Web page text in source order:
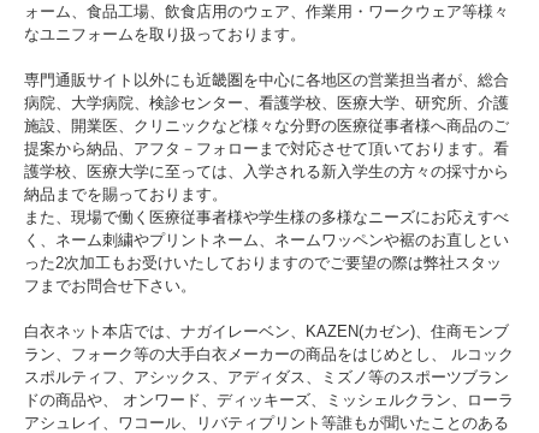
また、人間を科学して開発されたミズノ独自のDynamotionFit(ダイナモーションフ
ィット)は解剖学や、3DCGを使ったトップアスリートの動作解析を基に、運動時
の動きやすさを追及したウェア構造です。動的機能裁断や、機能素材選定により、
素材にはポリエステル100%で風合いが柔らかく、着心地の良いトリコットを使
用。 シワになりにくいので、一日中美しいシルエットをしっかりキープ。洗濯後
もイージーケアですぐに着られます。また、透け防止機能もあるので安心です。
ォーム、食品工場、飲食店用のウェア、作業用・ワークウェア等様々
なユニフォームを取り扱っております。
専門通販サイト以外にも近畿圏を中心に各地区の営業担当者が、総合
病院、大学病院、検診センター、看護学校、医療大学、研究所、介護
施設、開業医、クリニックなど様々な分野の医療従事者様へ商品のご
提案から納品、アフタ－フォローまで対応させて頂いております。看
護学校、医療大学に至っては、入学される新入学生の方々の採寸から
納品までを賜っております。
また、現場で働く医療従事者様や学生様の多様なニーズにお応えすべ
く、ネーム刺繍やプリントネーム、ネームワッペンや裾のお直しとい
った2次加工もお受けいたしておりますのでご要望の際は弊社スタッ
フまでお問合せ下さい。
白衣ネット本店では、ナガイレーベン、KAZEN(カゼン)、住商モンブ
ラン、フォーク等の大手白衣メーカーの商品をはじめとし、 ルコック
スポルティフ、アシックス、アディダス、ミズノ等のスポーツブラン
ドの商品や、 オンワード、ディッキーズ、ミッシェルクラン、ローラ
アシュレイ、ワコール、リバティプリント等誰もが聞いたことのある